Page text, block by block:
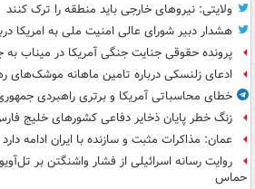
ولایتی: نیروهای خارجی باید منطقه را ترک کنند
هشدار دبیر شورای عالی امنیت ملی به امریکا
پرونده حقوقی جنایت جنگی آمریکا در میناب به
ادعای زلنسکی درباره تامین ماهانه موشک‌های
خطای محاسباتی آمریکا و برتری راهبردی
زنگ خطر پایان ذخایر دفاعی کشورهای خلیج
عمان: مذاکرات مثبت و سازنده با ایران ادامه دارد
روایت رسانه اسرائیلی از فشار واشنگتن بر
حماس